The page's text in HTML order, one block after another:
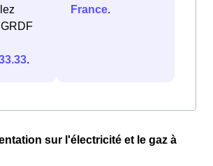
.
France.
sur l'électricité et le gaz à